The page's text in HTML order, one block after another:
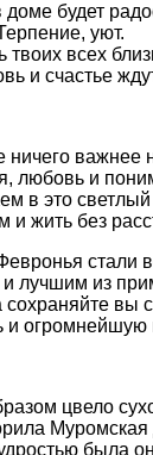
доме будет
уют.
твоих всех
и счастье
ничего важнее
любовь и
в это светлый
и жить без
стали
лучшим из
сохраняйте вы
и огромнейшую
цвело
Муромская
была